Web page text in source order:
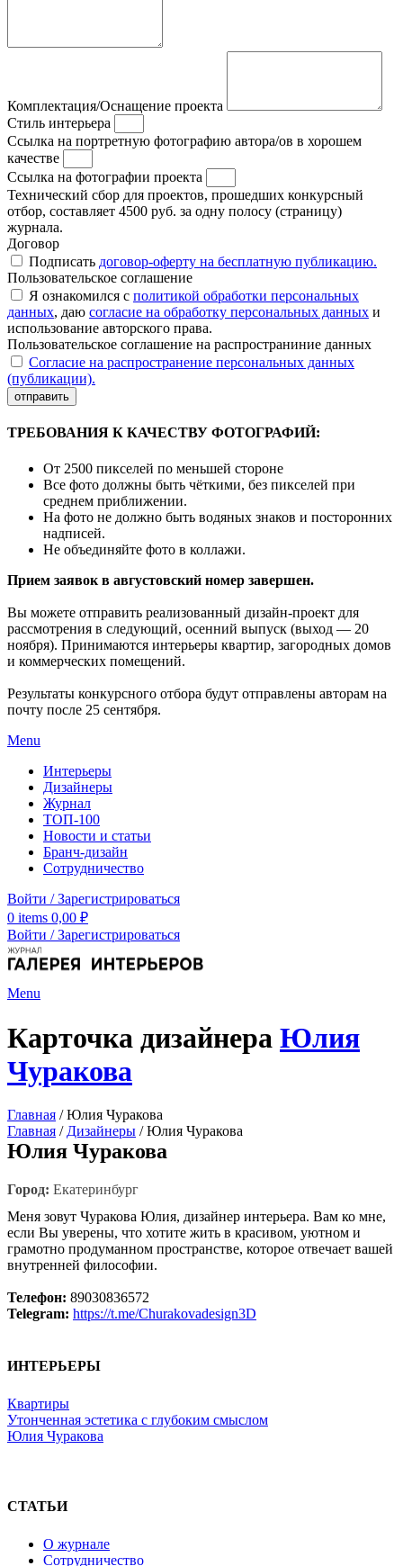
Комплектация/Оснащение проекта
Стиль интерьера
Ссылка на портретную фотографию автора/ов в хорошем
качестве
Ссылка на фотографии проекта
Технический сбор для проектов, прошедших конкурсный
отбор, составляет 4500 руб. за одну полосу (страницу)
журнала.
Договор
Подписать договор-оферту на бесплатную публикацию.
Пользовательское соглашение
Я ознакомился с политикой обработки персональных
данных, даю согласие на обработку персональных данных и
использование авторского права.
Пользовательское соглашение на распространиние данных
Согласие на распространение персональных данных
(публикации).
отправить
ТРЕБОВАНИЯ К КАЧЕСТВУ ФОТОГРАФИЙ:
От 2500 пикселей по меньшей стороне
Все фото должны быть чёткими, без пикселей при
среднем приближении.
На фото не должно быть водяных знаков и посторонних
надписей.
Не объединяйте фото в коллажи.
Прием заявок в августовский номер завершен.
Вы можете отправить реализованный дизайн-проект для
рассмотрения в следующий, осенний выпуск (выход — 20
ноября). Принимаются интерьеры квартир, загородных домов
и коммерческих помещений.
Результаты конкурсного отбора будут отправлены авторам на
почту после 25 сентября.
Menu
Интерьеры
Дизайнеры
Журнал
ТОП-100
Новости и статьи
Бранч-дизайн
Сотрудничество
Войти / Зарегистрироваться
0 items 0,00 ₽
Войти / Зарегистрироваться
Menu
Карточка дизайнера Юлия
Чуракова
Главная /Юлия Чуракова
Главная / Дизайнеры /Юлия Чуракова
Юлия Чуракова
Город: Екатеринбург
Меня зовут Чуракова Юлия, дизайнер интерьера. Вам ко мне,
если Вы уверены, что хотите жить в красивом, уютном и
грамотно продуманном пространстве, которое отвечает вашей
внутренней философии.
Телефон: 89030836572
Telegram: https://t.me/Churakovadesign3D
ИНТЕРЬЕРЫ
Квартиры
Утонченная эстетика с глубоким смыслом
Юлия Чуракова
СТАТЬИ
О журнале
Сотрудничество